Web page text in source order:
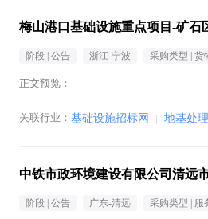
梅山港口基础设施重点项目-矿石
阶段 | 公告 浙江-宁波 采购类型 | 货
正文预览：
关联行业： 基础设施招标网 | 地基处
中铁市政环境建设有限公司清远
阶段 | 公告 广东-清远 采购类型 | 服